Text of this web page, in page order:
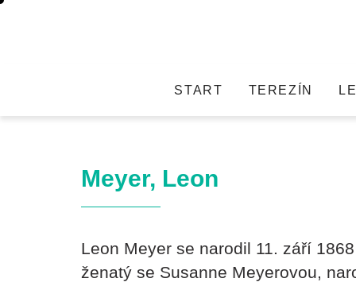
START TEREZÍN
Meyer, Leon
Leon Meyer se narodil 11. září
ženatý se Susanne Meyerovou,